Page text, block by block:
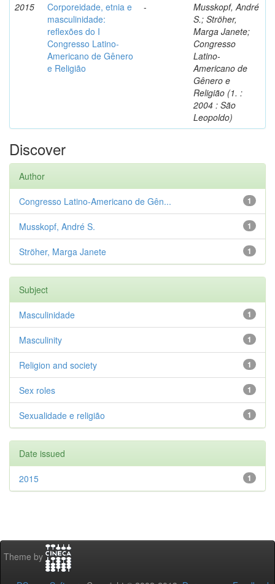
2015
Corporeidade, etnia e
masculinidade:
reflexões do I
Congresso Latino-
Americano de Gênero
e Religião
-
Musskopf, André
S.; Ströher,
Marga Janete;
Congresso
Latino-
Americano de
Gênero e
Religião (1. :
2004 : São
Leopoldo)
Discover
Author
1
Congresso Latino-Americano de Gên...
1
Musskopf, André S.
1
Ströher, Marga Janete
Subject
1
Masculinidade
1
Masculinity
1
Religion and society
1
Sex roles
1
Sexualidade e religião
Date issued
1
2015
Theme by